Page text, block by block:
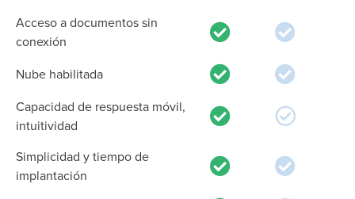
Acceso a documentos sin
conexión
Nube habilitada
Capacidad de respuesta móvil,
intuitividad
Simplicidad y tiempo de
implantación